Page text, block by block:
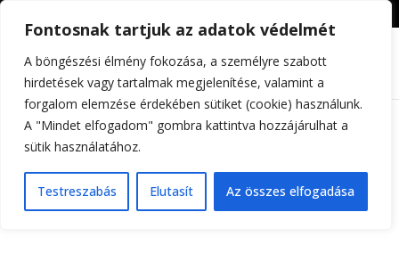
Fontosnak tartjuk az adatok védelmét
A böngészési élmény fokozása, a személyre szabott
hirdetések vagy tartalmak megjelenítése, valamint a
forgalom elemzése érdekében sütiket (cookie) használunk.
A "Mindet elfogadom" gombra kattintva hozzájárulhat a
sütik használatához.
Testreszabás Elutasít Az összes elfogadása
Teszteltük! Panasonic
szájzuhany